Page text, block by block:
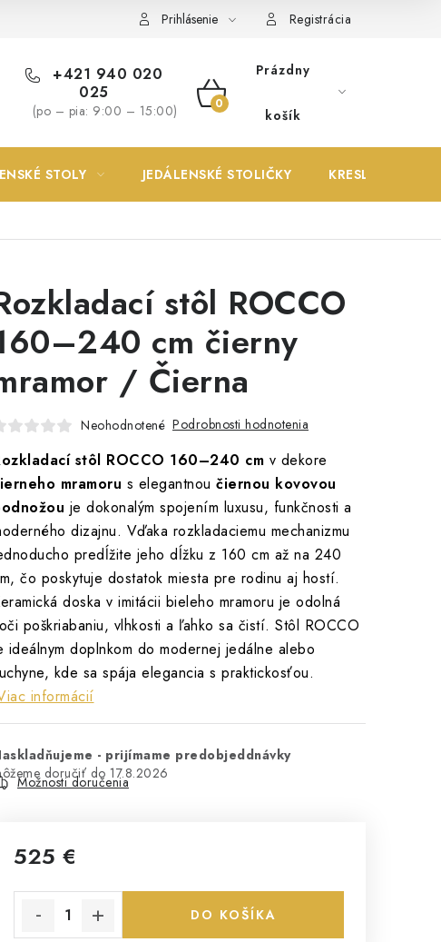
Prihlásenie Registrácia
+421 940 020
025
(po – pia: 9:00 – 15:00)
NÁKUPNÝ
Prázdny
košík
STOLY JEDÁLENSKÉ STOLIČKY KRESLÁ
stôl ROCCO
cm čierny
/ Čierna
Neohodnotené Podrobnosti hodnotenia
stôl ROCCO 160–240 cm v dekore
mramoru s elegantnou čiernou kovovou
je dokonalým spojením luxusu, funkčnosti a
dizajnu. Vďaka rozkladaciemu mechanizmu
predĺžite jeho dĺžku z 160 cm až na 240
čo poskytuje dostatok miesta pre rodinu aj hostí.
doska v imitácii bieleho mramoru je odolná
poškriabaniu, vlhkosti a ľahko sa čistí. Stôl ROCCO
ideálnym doplnkom do modernej jedálne alebo
kde sa spája elegancia s praktickosťou.
informácií
- prijímame predobjeddnávky
17.8.2026
Možnosti doručenia
525 €
DO KOŠÍKA